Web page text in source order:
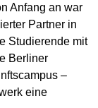
Anfang an war
Partner in
Studierende mit
Berliner
–
eine